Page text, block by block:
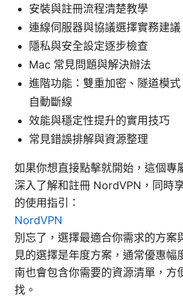
安裝與註冊流程清楚教學
連線伺服器與協議選擇實務建議
隱私與安全設定逐步檢查
Mac 常見問題與解決辦法
進階功能：雙重加密、隧道模
自動斷線
效能與穩定性提升的實用技巧
常見錯誤排解與資源整理
如果你想直接點擊就開始，這個專
深入了解和註冊 NordVPN，同時
的使用指引：
NordVPN
別忘了，選擇最適合你需求的方案
見的選擇是年度方案，通常優惠幅
南也會包含你需要的資源清單，方
找。